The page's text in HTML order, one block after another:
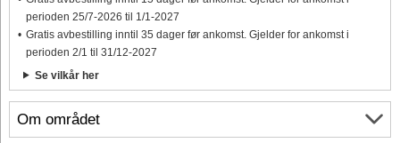
Om området
perioden 25/7-2026 til 1/1-2027
Gratis avbestilling inntil 35 dager før ankomst. Gjelder for ankomst i
perioden 2/1 til 31/12-2027
Se vilkår her